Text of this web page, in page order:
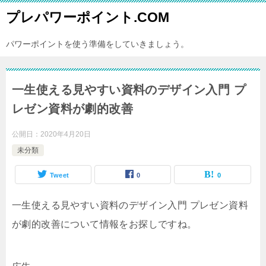
プレパワーポイント.COM
パワーポイントを使う準備をしていきましょう。
一生使える見やすい資料のデザイン入門 プ
レゼン資料が劇的改善
公開日： 2020年4月20日
未分類
Tweet 0 0
一生使える見やすい資料のデザイン入門 プレゼン資料
が劇的改善について情報をお探しですね。